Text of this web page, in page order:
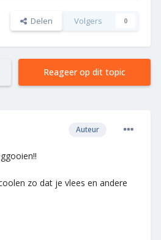
Delen Volgers 0
Reageer op dit topic
Auteur
zo dat je vlees en andere